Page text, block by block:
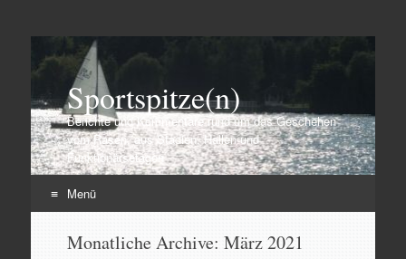
Sportspitze(n)
Berichte und Kommentare rund um das Geschehen
vom Rasen, aus Stadien, Hallen und
Funktionärsetagen
Menü
InhaltMonatliche Archive: März 2021